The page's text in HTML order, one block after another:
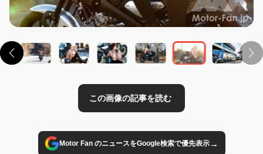
Motor Fan のニュースをGoogle検索で優先表示→